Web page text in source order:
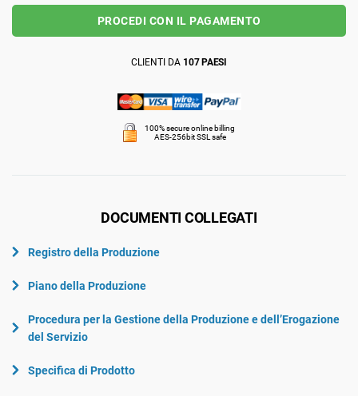
PROCEDI CON IL PAGAMENTO
CLIENTI DA 107 PAESI
100% secure online billing
AES-256bit SSL safe
DOCUMENTI COLLEGATI
Registro della Produzione
Piano della Produzione
Procedura per la Gestione della Produzione e dell’Erogazione
del Servizio
Specifica di Prodotto